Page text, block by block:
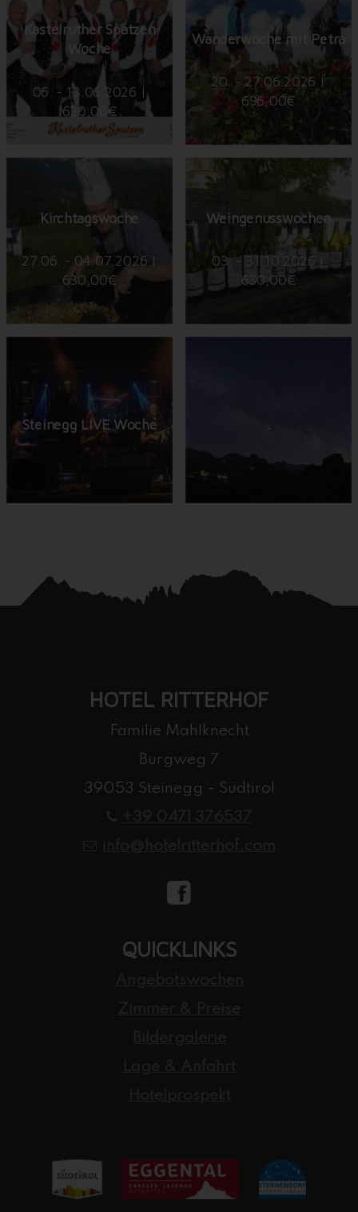
Kastelruther Spatzen
Woche
06. - 13.06.2026 |
620,00€
Wanderwoche mit Petra
20. - 27.06.2026 |
696,00€
Kirchtagswoche
27.06. - 04.07.2026 |
630,00€
Weingenusswochen
03. - 31.10.2026 |
630,00€
Steinegg LIVE Woche .
HOTEL RITTERHOF
Familie Mahlknecht
Burgweg 7
39053 Steinegg - Südtirol
QUICKLINKS